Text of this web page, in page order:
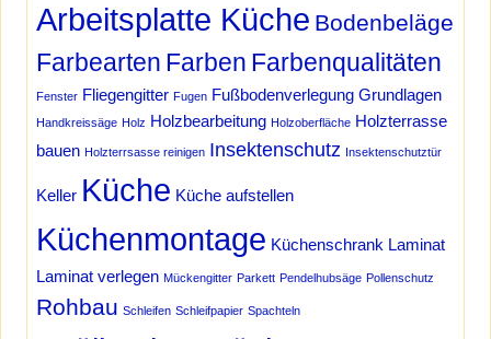
Arbeitsplatte Küche Bodenbeläge
Farbearten Farben Farbenqualitäten
Fenster Fliegengitter Fugen Fußbodenverlegung Grundlagen
Handkreissäge Holz Holzbearbeitung Holzoberfläche Holzterrasse
bauen Holzterrsasse reinigen Insektenschutz Insektenschutztür
Keller Küche Küche aufstellen
Küchenmontage Küchenschrank Laminat
Laminat verlegen Mückengitter Parkett Pendelhubsäge Pollenschutz
Rohbau Schleifen Schleifpapier Spachteln